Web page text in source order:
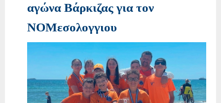
αγώνα Βάρκιζας για τον
ΝΟΜεσολογγιου